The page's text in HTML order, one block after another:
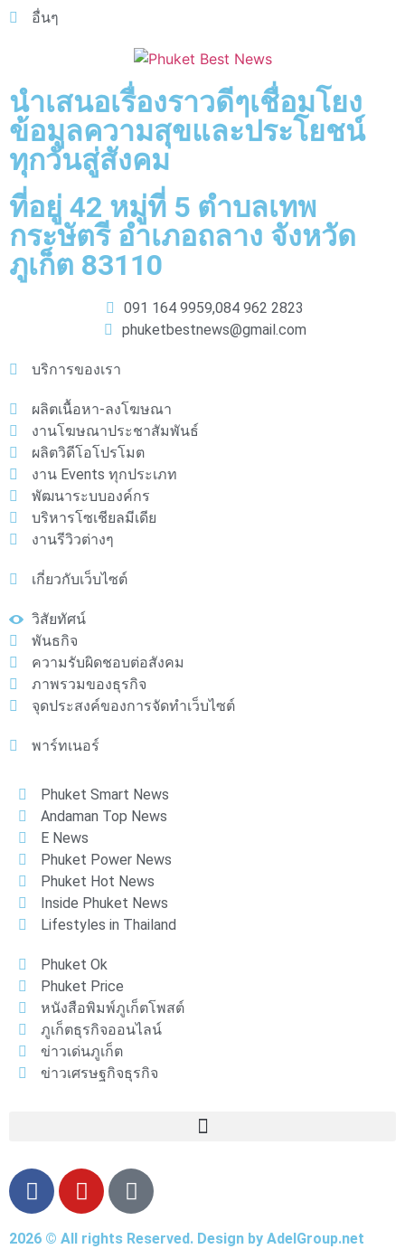
อื่นๆ
นำเสนอเรื่องราวดีๆเชื่อมโยง
ข้อมูลความสุขและประโยชน์
ทุกวันสู่สังคม
ที่อยู่ 42 หมู่ที่ 5 ตำบลเทพ
กระษัตรี อำเภอถลาง จังหวัด
ภูเก็ต 83110
091 164 9959,084 962 2823
phuketbestnews@gmail.com
บริการของเรา
ผลิตเนื้อหา-ลงโฆษณา
งานโฆษณาประชาสัมพันธ์
ผลิตวิดีโอโปรโมต
งาน Events ทุกประเภท
พัฒนาระบบองค์กร
บริหารโซเชียลมีเดีย
งานรีวิวต่างๆ
เกี่ยวกับเว็บไซต์
วิสัยทัศน์
พันธกิจ
ความรับผิดชอบต่อสังคม
ภาพรวมของธุรกิจ
จุดประสงค์ของการจัดทำเว็บไซต์
พาร์ทเนอร์
Phuket Smart News
Andaman Top News
E News
Phuket Power News
Phuket Hot News
Inside Phuket News
Lifestyles in Thailand
Phuket Ok
Phuket Price
หนังสือพิมพ์ภูเก็ตโพสต์
ภูเก็ตธุรกิจออนไลน์
ข่าวเด่นภูเก็ต
ข่าวเศรษฐกิจธุรกิจ
2026 © All rights Reserved. Design by AdelGroup.net